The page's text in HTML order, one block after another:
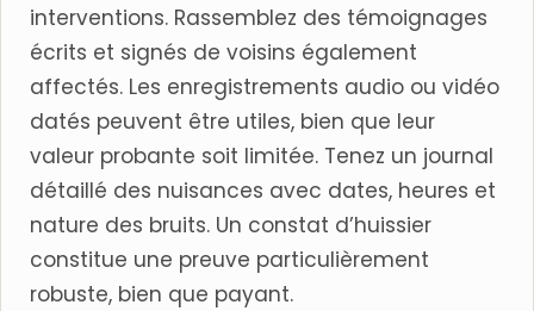
interventions. Rassemblez des témoignages
écrits et signés de voisins également
affectés. Les enregistrements audio ou vidéo
datés peuvent être utiles, bien que leur
valeur probante soit limitée. Tenez un journal
détaillé des nuisances avec dates, heures et
nature des bruits. Un constat d’huissier
constitue une preuve particulièrement
robuste, bien que payant.